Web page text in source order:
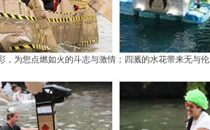
为您点燃如火的斗志与激情；四溅的水花带来无与伦